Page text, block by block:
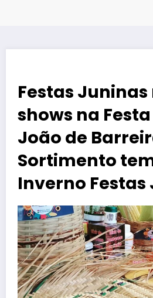
Festas Juninas
shows na
João de
Sortimento
Inverno Festas